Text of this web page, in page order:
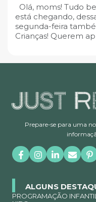
Olá, moms! Tudo
está chegando,
segunda-feira
Crianças! Querem
Prepare-se para uma
ALGUNS
PROGRAMAÇÃO